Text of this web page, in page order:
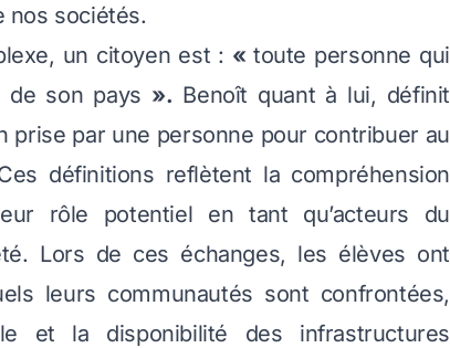
nos sociétés.
un citoyen est : «toute personne qui
de son pays ». Benoît quant à lui, définit
prise par une personne pour contribuer au
définitions reflètent la compréhension
rôle potentiel en tant qu’acteurs du
Lors de ces échanges, les élèves ont
leurs communautés sont confrontées,
et la disponibilité des infrastructures